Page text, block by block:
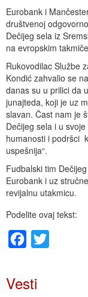
Eurobank i
društvenoj
Dečijeg sela iz
na evropskim
Rukovodilac Službe
Kondić zahvalio se
danas su u prilici da
junajteda, koji je uz
slavan. Čast nam je
Dečijeg sela i u
humanosti i podršci
uspešnija“.
Fudbalski tim
Eurobank i uz
revijalnu utakmicu.
Podelite ovaj tekst:
Facebook
Vesti